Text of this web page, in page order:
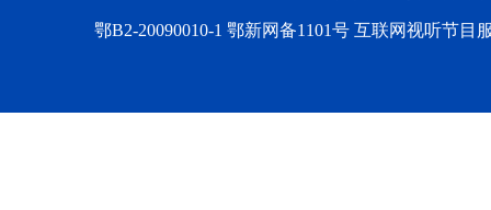
鄂B2-20090010-1 鄂新网备1101号 互联网视听节目